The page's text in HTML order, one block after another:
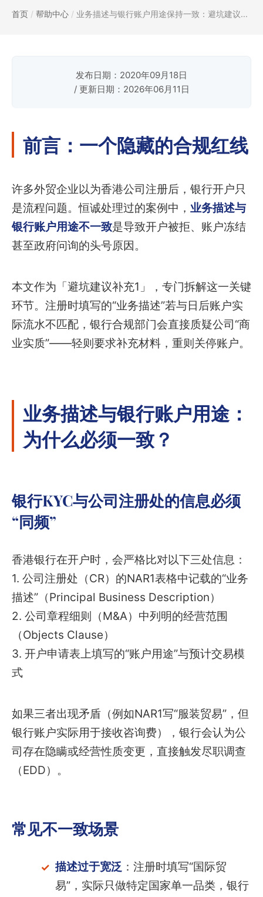
首页 / 帮助中心 / 业务描述与银行账户用途保持一致：避坑建议...
发布日期：2020年09月18日
/ 更新日期：2026年06月11日
前言：一个隐藏的合规红线
许多外贸企业以为香港公司注册后，银行开户只
是流程问题。恒诚处理过的案例中， 业务描述与
银行账户用途不一致是导致开户被拒、账户冻结
甚至政府问询的头号原因。
本文作为「避坑建议补充1」，专门拆解这一关键
环节。注册时填写的“业务描述”若与日后账户实
际流水不匹配，银行合规部门会直接质疑公司“商
业实质”——轻则要求补充材料，重则关停账户。
业务描述与银行账户用途：
为什么必须一致？
银行KYC与公司注册处的信息必须
“同频”
香港银行在开户时，会严格比对以下三处信息：
1. 公司注册处（CR）的NAR1表格中记载的“业务
描述”（Principal Business Description）
2. 公司章程细则（M&A）中列明的经营范围
（Objects Clause）
3. 开户申请表上填写的“账户用途”与预计交易模
式
如果三者出现矛盾（例如NAR1写“服装贸易”，但
银行账户实际用于接收咨询费），银行会认为公
司存在隐瞒或经营性质变更，直接触发尽职调查
（EDD）。
常见不一致场景
描述过于宽泛 ：注册时填写“国际贸
易”，实际只做特定国家单一品类，银行